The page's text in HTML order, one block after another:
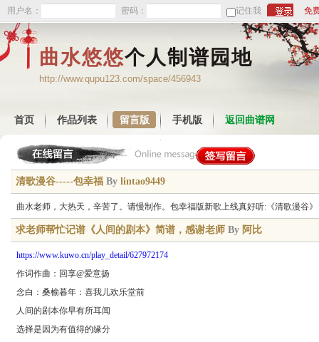
用户名： 密码： 记住我 免
曲水悠悠个人制谱园地
http://www.qupu123.com/space/456943
首页 作品列表 留言版 手机版 返回曲谱网
清歌漫谷-----包幸福 By lintao9449
曲水老师，大热天，辛苦了。请慢制作。包幸福版新歌上线真好听:《清歌漫谷
求老师帮忙记谱《人间的剧本》简谱，感谢老师 By 阿比
https://www.kuwo.cn/play_detail/627972174
作词作曲：回享@爱意扬
念白：桑榆暮年：喜我儿欢乐堂前
人间的剧本你早有所耳闻
选择是因为有值得的缘分